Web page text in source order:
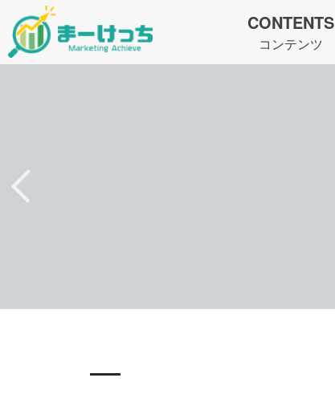
CONTENTS
コンテンツ